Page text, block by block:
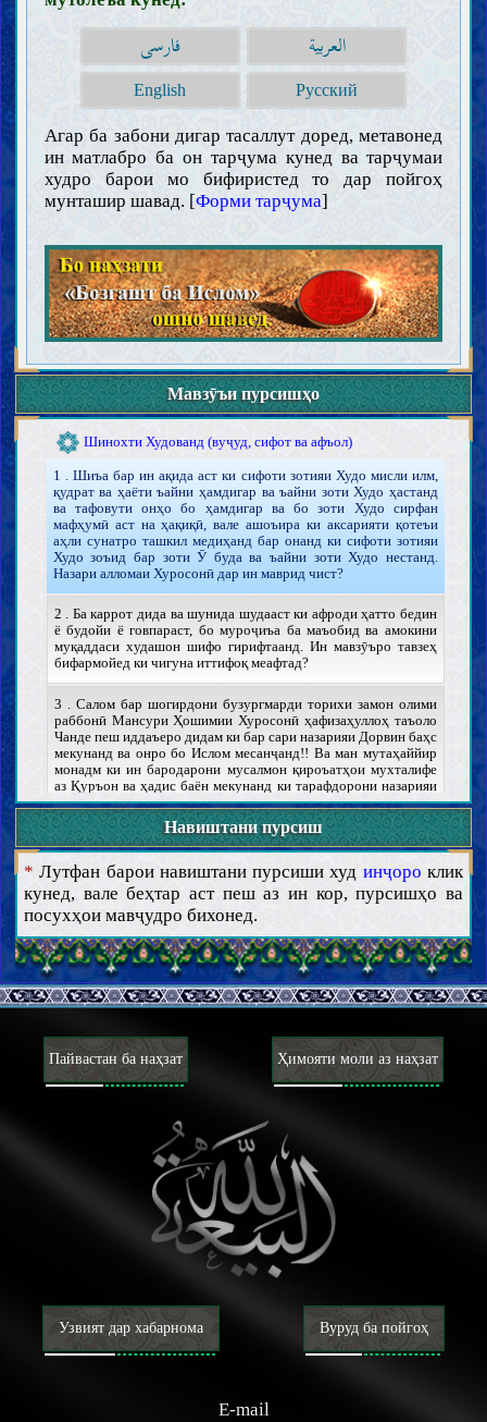
فارسی العربية
English Русский
Агар ба забони дигар тасаллут доред, метавонед
ин матлабро ба он тарҷума кунед ва тарҷумаи
худро барои мо бифиристед то дар пойгоҳ
мунташир шавад. [Форми тарҷума]
Мавзӯъи пурсишҳо
Муқаддамот
Илм
Зарурат ва чигунагии касби илм (иҷтиҳод)
Мавонеъи касби илм
Тақлид
Хурофот
Вазойиф ва аъмоли олимон
Китоби Худованд
Ҳуҷҷият, эъҷоз ва ҷойгоҳи Қуръон
Тафсири Қуръон
Равиш ва қавоъиди тафсири Қуръон
Тафсири бархи оёти Қуръон
Халифаи Худованд
Тариқаи шинохти халифаи Худованд (мӯъҷиза ва нас)
Ривоёти расида аз хулафоъи Худованд (воҳид ва мутавотир)
Ақойид
Шинохти Худованд (вуҷуд, сифот ва афъол)
1 . Шиъа бар ин ақида аст ки сифоти зотияи Худо мисли илм,
қудрат ва ҳаёти ъайни ҳамдигар ва ъайни зоти Худо ҳастанд
ва тафовути онҳо бо ҳамдигар ва бо зоти Худо сирфан
мафҳумӣ аст на ҳақиқӣ, вале ашоъира ки аксарияти қотеъи
аҳли сунатро ташкил медиҳанд бар онанд ки сифоти зотияи
Худо зоъид бар зоти Ӯ буда ва ъайни зоти Худо нестанд.
Назари алломаи Хуросонӣ дар ин маврид чист?
2 . Ба каррот дида ва шунида шудааст ки афроди ҳатто бедин
ё будойи ё говпараст, бо муроҷиъа ба маъобид ва амокини
муқаддаси худашон шифо гирифтаанд. Ин мавзӯъро тавзеҳ
бифармойед ки чигуна иттифоқ меафтад?
3 . Салом бар шогирдони бузургмарди торихи замон олими
раббонӣ Мансури Ҳошимии Хуросонӣ ҳафизаҳуллоҳ таъоло
Чанде пеш иддаъеро дидам ки бар сари назарияи Дорвин баҳс
мекунанд ва онро бо Ислом месанҷанд!! Ва ман мутаҳаййир
монадм ки ин бародарони мусалмон қироъатҳои мухталифе
аз Қуръон ва ҳадис баён мекунанд ки тарафдорони назарияи
Дорвин ғайри ақлӣ ва ғайри мантиқӣ медонистанд!!...
4 . Худо имони шуморо боз ҳам бо қувват кунад. Як савол
бародарони Исломӣ! Оё чеҳраи Худоро ҳабиби Худо бореҳам
дидааст?
Шинохти хулафоъи Худованд
Паёмбарон
Паёмбари хотам
Вежагиҳои Паёмбари хотам
Ёрон ва ҳамсарони Паёмбари хотам
Маҳдӣ
Вуҷуди Маҳдӣ ва вежагиҳои ӯ
Мансур ва наҳзати заминасозӣ барои зуҳури Маҳдӣ
Шинохти охират
Руҳ, Ҷин ва Фариштагон
Барзах, Қиёмат, Биҳишт ва Дӯзах
Раҷъат, Ҳулул ва Таносух
Шинохти имон ва куфр
Имон ва маротиби он
Куфр ва маротиби он
Ахлоқ
Макорими ахлоқӣ
Тавба, истиғфор ва ҷуброни гузашта
Навиштани пурсиш
* Лутфан барои навиштани пурсиши худ инҷоро клик
кунед, вале беҳтар аст пеш аз ин кор, пурсишҳо ва
посухҳои мавҷудро бихонед.
Пайвастан ба наҳзат Ҳимояти моли аз наҳзат
Узвият дар хабарнома Вуруд ба пойгоҳ
E-mail